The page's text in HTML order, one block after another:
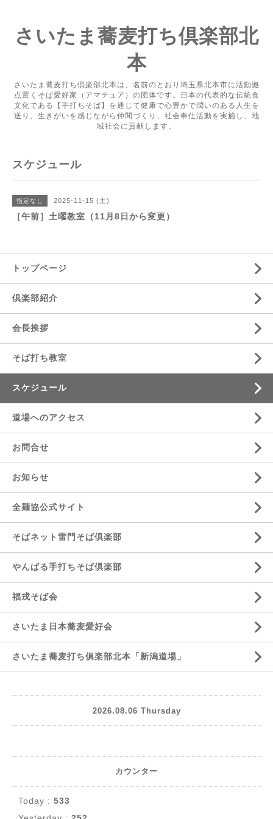
さいたま蕎麦打ち倶楽部北
本
さいたま蕎麦打ち倶楽部北本は、名前のとおり埼玉県北本市に活動拠
点置くそば愛好家（アマチュア）の団体です。日本の代表的な伝統食
文化である【手打ちそば】を通じて健康で心豊かで潤いのある人生を
送り、生きがいを感じながら仲間づくり、社会奉仕活動を実施し、地
域社会に貢献します。
スケジュール
指定なし 2025-11-15 (土)
［午前］土曜教室（11月8日から変更）
トップページ
倶楽部紹介
会長挨拶
そば打ち教室
スケジュール
道場へのアクセス
お問合せ
お知らせ
全麺協公式サイト
そばネット雷門そば倶楽部
やんばる手打ちそば倶楽部
福戎そば会
さいたま日本蕎麦愛好会
さいたま蕎麦打ち俱楽部北本「新潟道場」
2026.08.06 Thursday
カウンター
Today : 533